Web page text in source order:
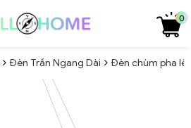
0
Đèn Trần Ngang Dài Đèn chùm pha lê